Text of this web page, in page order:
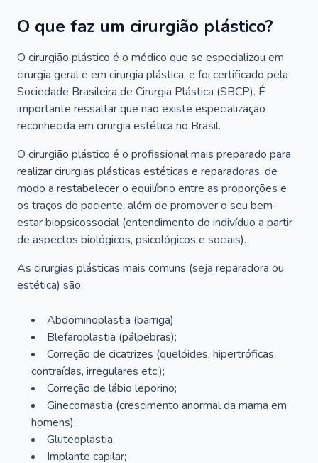
O que faz um cirurgião plástico?
O cirurgião plástico é o médico que se especializou em
cirurgia geral e em cirurgia plástica, e foi certificado pela
Sociedade Brasileira de Cirurgia Plástica (SBCP). É
importante ressaltar que não existe especialização
reconhecida em cirurgia estética no Brasil.
O cirurgião plástico é o profissional mais preparado para
realizar cirurgias plásticas estéticas e reparadoras, de
modo a restabelecer o equilíbrio entre as proporções e
os traços do paciente, além de promover o seu bem-
estar biopsicossocial (entendimento do indivíduo a partir
de aspectos biológicos, psicológicos e sociais).
As cirurgias plásticas mais comuns (seja reparadora ou
estética) são:
Abdominoplastia (barriga)
Blefaroplastia (pálpebras);
Correção de cicatrizes (quelóides, hipertróficas,
contraídas, irregulares etc.);
Correção de lábio leporino;
Ginecomastia (crescimento anormal da mama em
homens);
Gluteoplastia;
Implante capilar;